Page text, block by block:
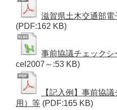
滋賀県土木交通部電
(PDF:162 KB)
事前協議チェック
cel2007～:53 KB)
【記入例】事前協
用）等 (PDF:165 KB)